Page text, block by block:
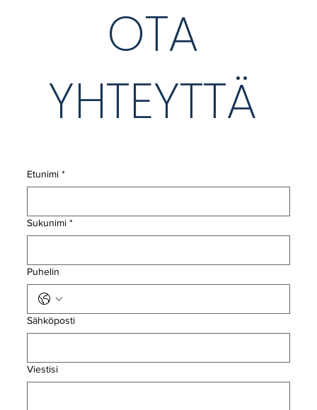
OTA
YHTEYTTÄ
Etunimi *
Sukunimi *
Puhelin
Sähköposti
Viestisi